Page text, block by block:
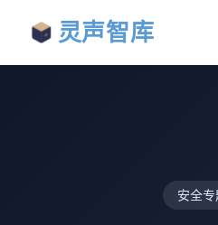
灵声智库
安全